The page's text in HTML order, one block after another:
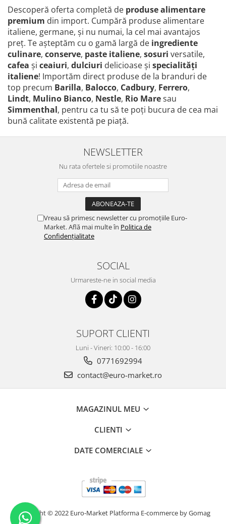
Descoperă oferta completă de produse alimentare
premium din import. Cumpără produse alimentare
italiene, germane, și nu numai, la cel mai avantajos
preţ. Te așteptăm cu o gamă largă de ingrediente
culinare, conserve, paste italiene, sosuri versatile,
cafea și ceaiuri, dulciuri delicioase și specialităţi
italiene! Importăm direct produse de la branduri de
top precum Barilla, Balocco, Cadbury, Ferrero,
Lindt, Mulino Bianco, Nestle, Rio Maresau
Simmenthal, pentru ca tu să te poţi bucura de cea mai
bună calitate existentă pe piaţă.
NEWSLETTER
Nu rata ofertele si promotiile noastre
Vreau să primesc newsletter cu promoțiile Euro-
Market. Află mai multe în Politica de
Confidențialitate
SOCIAL
Urmareste-ne in social media
SUPORT CLIENTI
Luni - Vineri: 10:00 - 16:00
0771692994
contact@euro-market.ro
MAGAZINUL MEU
CLIENTI
DATE COMERCIALE
Copyright © 2022 Euro-Market Platforma E-commerce by Gomag